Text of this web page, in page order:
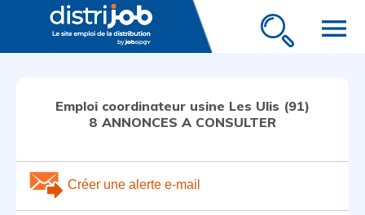
menu
Emploi coordinateur usine Les Ulis (91)
8 ANNONCES A CONSULTER
Créer une alerte e-mail